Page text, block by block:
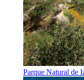
Parque Natural de